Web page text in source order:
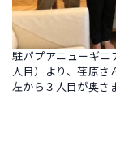
駐パプアニューギニ
人目）より、荏原さ
左から３人目が奥さ